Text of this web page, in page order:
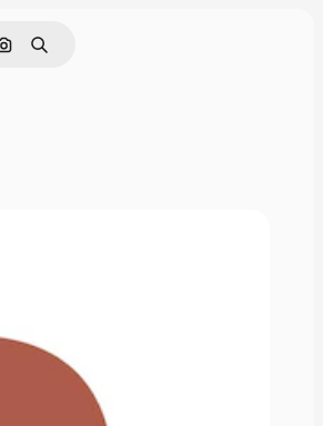
Pesquisar por imagem
Buscar